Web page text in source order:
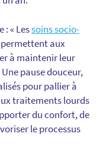
: « Lessoinssocio-
permettent aux
à maintenir leur
pause douceur,
pourpallier à
traitements lourds
du confort, de
le processus